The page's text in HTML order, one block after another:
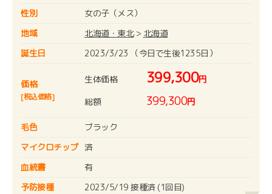
性別
女の子（メス）
地域
北海道・東北> 北海道
誕生日
2023/3/23 （今日で生後1235日）
価格
[税込価格]
生体価格 399,300円
総額
399,300円
毛色
ブラック
マイクロチップ 済
血統書
有
予防接種
2023/5/19 接種済 (1回目)